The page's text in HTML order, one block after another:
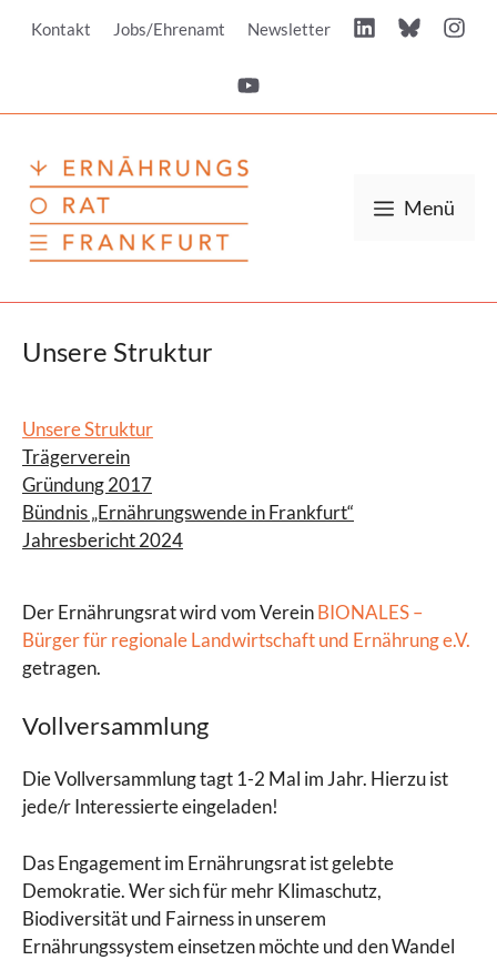
InhaltKontakt Jobs/Ehrenamt Newsletter
Menü
Unsere Struktur
Unsere Struktur
Trägerverein
Gründung 2017
Bündnis „Ernährungswende in Frankfurt“
Jahresbericht 2024
Der Ernährungsrat wird vom VereinBIONALES –
Bürger für regionale Landwirtschaft und Ernährung e.V.
getragen.
Vollversammlung
Die Vollversammlung tagt 1-2 Mal im Jahr. Hierzu ist
jede/r Interessierte eingeladen!
Das Engagement im Ernährungsrat ist gelebte
Demokratie. Wer sich für mehr Klimaschutz,
Biodiversität und Fairness in unserem
Ernährungssystem einsetzen möchte und den Wandel